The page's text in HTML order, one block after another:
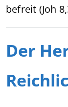
befreit (Joh
Der